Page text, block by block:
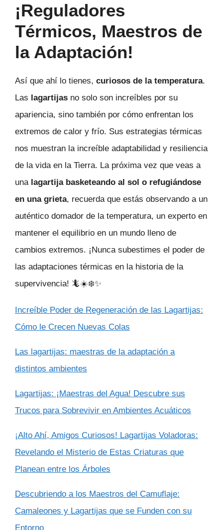
¡Reguladores
Térmicos, Maestros de
la Adaptación!
Así que ahí lo tienes, curiosos de la temperatura.
Las lagartijas no solo son increíbles por su
apariencia, sino también por cómo enfrentan los
extremos de calor y frío. Sus estrategias térmicas
nos muestran la increíble adaptabilidad y resiliencia
de la vida en la Tierra. La próxima vez que veas a
una lagartija basketeando al sol o refugiándose
en una grieta, recuerda que estás observando a un
auténtico domador de la temperatura, un experto en
mantener el equilibrio en un mundo lleno de
cambios extremos. ¡Nunca subestimes el poder de
las adaptaciones térmicas en la historia de la
supervivencia! 🦎☀️❄️✨
Increíble Poder de Regeneración de las Lagartijas:
Cómo le Crecen Nuevas Colas
Las lagartijas: maestras de la adaptación a
distintos ambientes
Lagartijas: ¡Maestras del Agua! Descubre sus
Trucos para Sobrevivir en Ambientes Acuáticos
¡Alto Ahí, Amigos Curiosos! Lagartijas Voladoras:
Revelando el Misterio de Estas Criaturas que
Planean entre los Árboles
Descubriendo a los Maestros del Camuflaje:
Camaleones y Lagartijas que se Funden con su
Entorno